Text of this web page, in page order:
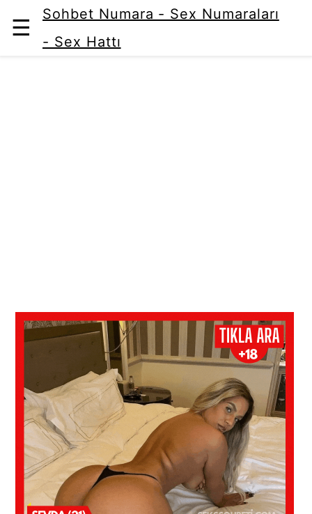
☰
Sohbet Numara - Sex Numaraları
- Sex Hattı